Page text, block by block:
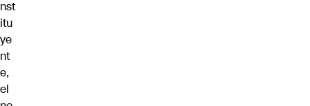
nst
itu
ye
nt
e,
el